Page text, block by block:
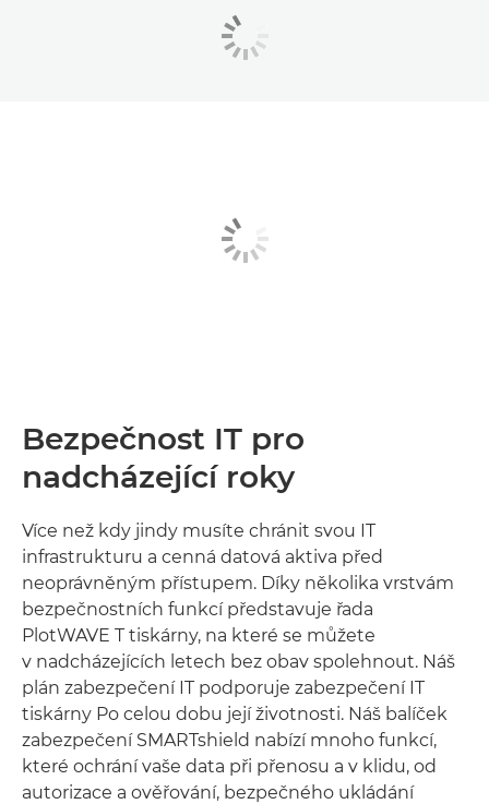
Bezpečnost IT pro
nadcházející roky
Více než kdy jindy musíte chránit svou IT
infrastrukturu a cenná datová aktiva před
neoprávněným přístupem. Díky několika vrstvám
bezpečnostních funkcí představuje řada
PlotWAVE T tiskárny, na které se můžete
v nadcházejících letech bez obav spolehnout. Náš
plán zabezpečení IT podporuje zabezpečení IT
tiskárny Po celou dobu její životnosti. Náš balíček
zabezpečení SMARTshield nabízí mnoho funkcí,
které ochrání vaše data při přenosu a v klidu, od
autorizace a ověřování, bezpečného ukládání